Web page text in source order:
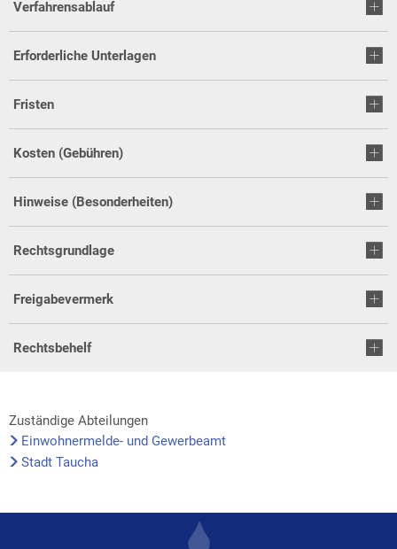
Verfahrensablauf
Erforderliche Unterlagen
Fristen
Kosten (Gebühren)
Hinweise (Besonderheiten)
Rechtsgrundlage
Freigabevermerk
Rechtsbehelf
Zuständige Abteilungen
Einwohnermelde- und Gewerbeamt
Stadt Taucha